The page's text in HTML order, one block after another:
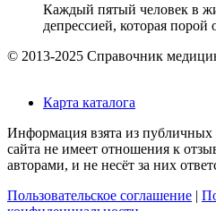
Каждый пятый человек в
депрессией, которая порой
© 2013-2025 Справочник
Карта каталога
Информация взята из
сайта не имеет отношения к
авторами, и не несёт за них
Пользовательское соглашение |